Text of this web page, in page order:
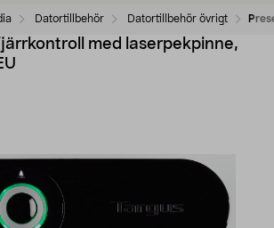
Datortillbehör Datortillbehör övrigt
med laserpekpinne,